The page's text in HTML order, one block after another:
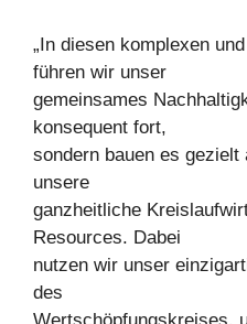
„In diesen komplexen
führen wir unser
gemeinsames
konsequent fort,
sondern bauen es
unsere
ganzheitliche
Resources. Dabei
nutzen wir unser
des
Wertschöpfungskreises,